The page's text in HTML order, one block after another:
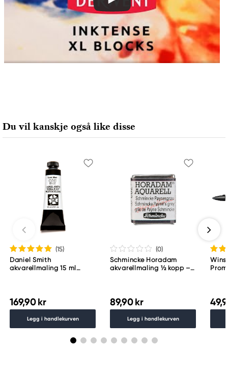
Du vil kanskje også like disse
(15)
Daniel Smith
akvarellmaling 15 ml
169,90 kr
Legg i handlekurven
(0)
Schmincke Horadam
akvarellmaling ½ kopp –
89,90 kr
Legg i handlekurven